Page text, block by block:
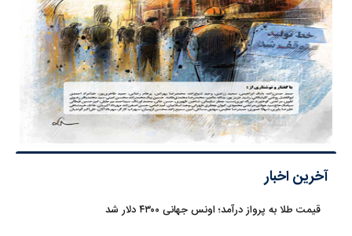
آخرین اخبار
قیمت طلا به پرواز درآمد؛ اونس جهانی ۴۳۰۰ دلار شد